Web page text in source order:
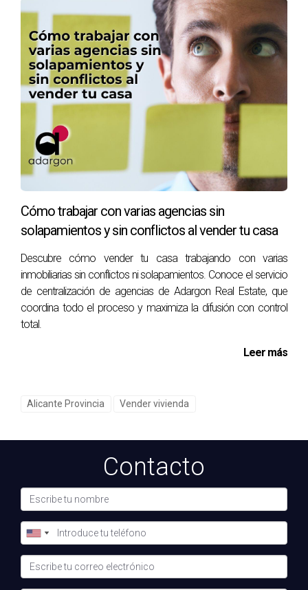
El problema no es la exclusividad, sinoquién la gestiona y
SEÑALES DE ALERTA: CUÁNDO
NO ACEPTAR UNA
EXCLUSIVIDAD
Desconfía si:
· La agencia no colabora con otras
· Limita la difusión a sus propios canales
· Cobra también al comprador
· No justifica los servicios incluidos
En esos casos, la exclusividadpuede hacerte perder
oportunidades reales.
· Centralice
· Coordine
· Colabore
· Proteja al propietario
· Multiplique la visibilidad
Cómo trabajar con varias agencias sin
solapamientos y sin conflictos al vender tu casa
Descubre cómo vender tu casa trabajando con varias
inmobiliarias sin conflictos ni solapamientos. Conoce el servicio
de centralización de agencias de Adargon Real Estate, que
coordina todo el proceso y maximiza la difusión con control
total.
Leer más
Alicante Provincia Vender vivienda
Contacto